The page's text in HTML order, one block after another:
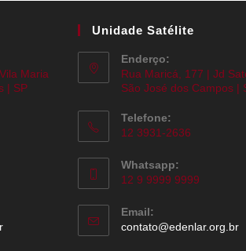
Maria
| SP
Unidade Satélite
Enderço:
Rua Maricá, 177 | Jd
São José dos Campos |
Telefone:
12 3931-2636
Whatsapp:
12 9 9999 9999
Email:
contato@edenlar.org.br